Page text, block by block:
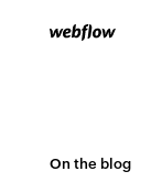
On the blog